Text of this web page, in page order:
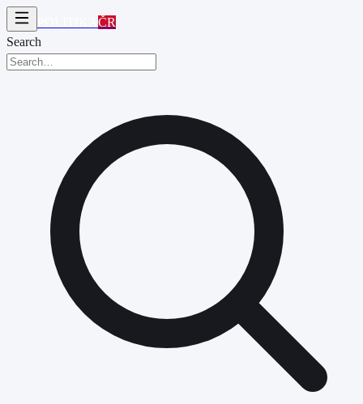
ČR
Search